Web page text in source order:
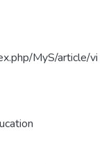
MyS/article/vi